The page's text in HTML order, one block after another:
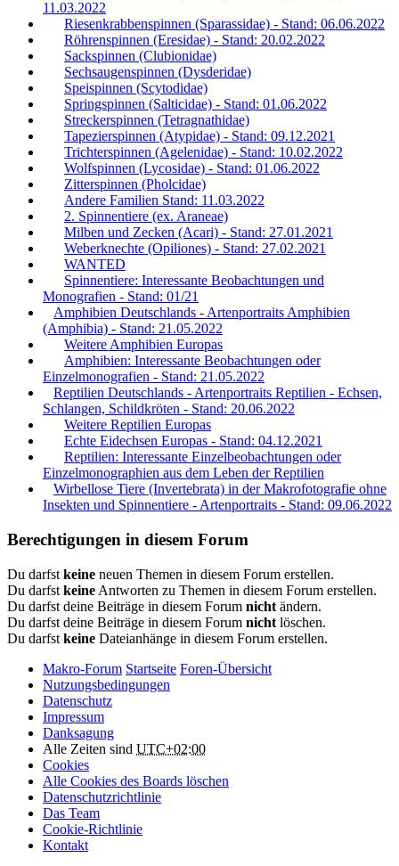
11.03.2022
Riesenkrabbenspinnen (Sparassidae) - Stand: 06.06.2022
Röhrenspinnen (Eresidae) - Stand: 20.02.2022
Sackspinnen (Clubionidae)
Sechsaugenspinnen (Dysderidae)
Speispinnen (Scytodidae)
Springspinnen (Salticidae) - Stand: 01.06.2022
Streckerspinnen (Tetragnathidae)
Tapezierspinnen (Atypidae) - Stand: 09.12.2021
Trichterspinnen (Agelenidae) - Stand: 10.02.2022
Wolfspinnen (Lycosidae) - Stand: 01.06.2022
Zitterspinnen (Pholcidae)
Andere Familien Stand: 11.03.2022
2. Spinnentiere (ex. Araneae)
Milben und Zecken (Acari) - Stand: 27.01.2021
Weberknechte (Opiliones) - Stand: 27.02.2021
WANTED
Spinnentiere: Interessante Beobachtungen und
Monografien - Stand: 01/21
Amphibien Deutschlands - Artenportraits Amphibien
(Amphibia) - Stand: 21.05.2022
Weitere Amphibien Europas
Amphibien: Interessante Beobachtungen oder
Einzelmonografien - Stand: 21.05.2022
Reptilien Deutschlands - Artenportraits Reptilien - Echsen,
Schlangen, Schildkröten - Stand: 20.06.2022
Weitere Reptilien Europas
Echte Eidechsen Europas - Stand: 04.12.2021
Reptilien: Interessante Einzelbeobachtungen oder
Einzelmonographien aus dem Leben der Reptilien
Wirbellose Tiere (Invertebrata) in der Makrofotografie ohne
Insekten und Spinnentiere - Artenportraits - Stand: 09.06.2022
Berechtigungen in diesem Forum
Du darfst keine neuen Themen in diesem Forum erstellen.
Du darfst keine Antworten zu Themen in diesem Forum erstellen.
Du darfst deine Beiträge in diesem Forum nicht ändern.
Du darfst deine Beiträge in diesem Forum nicht löschen.
Du darfst keine Dateianhänge in diesem Forum erstellen.
Makro-Forum Startseite Foren-Übersicht
Nutzungsbedingungen
Datenschutz
Impressum
Danksagung
Alle Zeiten sind UTC+02:00
Cookies
Alle Cookies des Boards löschen
Datenschutzrichtlinie
Das Team
Cookie-Richtlinie
Kontakt